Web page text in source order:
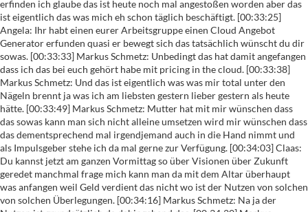
beschäftigt. [00:33:25] Angela: Ihr habt einen eurer Arbeitsgruppe einen Cloud Angebot Generator erfunden quasi er bewegt sich das tatsächlich wünscht du dir sowas. [00:33:33] Markus Schmetz: Unbedingt das hat damit angefangen dass ich das bei euch gehört habe mit pricing in the cloud. [00:33:38] Markus Schmetz: Und das ist eigentlich was was mir total unter den Nägeln brennt ja was ich am liebsten gestern lieber gestern als heute hätte. [00:33:49] Markus Schmetz: Mutter hat mit mir wünschen dass das sowas kann man sich nicht alleine umsetzen wird mir wünschen dass das dementsprechend mal irgendjemand auch in die Hand nimmt und als Impulsgeber stehe ich da mal gerne zur Verfügung. [00:34:03] Claas: Du kannst jetzt am ganzen Vormittag so über Visionen über Zukunft geredet manchmal frage mich kann man da mit dem Altar überhaupt was anfangen weil Geld verdient das nicht wo ist der Nutzen von solchen von solchen Überlegungen. [00:34:16] Markus Schmetz: Na ja der Nutzen ist grundsätzlich da dahingehend das, [00:34:20] Markus Schmetz: ja wir uns alle irgendwie schon beschäftigen müssen was in der Zukunft passiert also wir wissen alle dass die Digitalisierung auch [00:34:27] Markus Schmetz: mit sich bringen wird das gewisse Geschäftsfelder wegbrechen werden bzw einfach weniger werden und da geht es dann darum sich natürlich zu beschäftigen wie kann ich am Markt weiterbestehen Unze [00:34:40] Markus Schmetz: aber auch vielmehr natürlich aus meinen Ansicht mal zuschauen von wegen was was für Beratung kann ich denn jetzt endlich mal anbieten ja weil ich jetzt die Zeit auch dafür habe und von daher, [00:34:50] Markus Schmetz: ist das auf jeden Fall eine super Geschichte heute. [00:34:53] Claas: Wenn du mit deiner Kanzlei kein Geld verdienen müsstest oder bräuchtest was würdest du dann mit den Mandanten machen. [00:35:03] Markus Schmetz: Mir eine Finca mieten und auf Mallorca eine schöne Woche verbringen. [00:35:08] Claas: Und am achten Tag. [00:35:10] Markus Schmetz: Und am achten Tag würde ich wahrscheinlich genauso eine Veranstaltung machen wie hier mit meinem Mann dann. [00:35:19] Angela: Das finde ich eine gute Idee also das habe ich für mich auch mitgenommen sowas müsste mal als Kanzlei mal wirklich mit, [00:35:25] Angela: 10.12 von seinen Mandanten machen und gucken was da rauskommt ich glaube da gibt's noch mal ganz viele Ansätze für neue Beratungsfelder in der Kanzlei kann ich mir vor. [00:35:35] Markus Schmetz: Unbedingt also das wenn man was kritisieren kann ist es dass das heute nicht noch mindestens, [00:35:39] Markus Schmetz: 45 Mandant mit dabei gewesen wären die das einfach mal aus Mandanten sich sagen können Mann wir hatten natürlich ein paar die jetzt nicht in die Steuerberater sind die sind auch irgendwo Mandanten, [00:35:48] Markus Schmetz: aber das wäre vielleicht noch mal so eine Sache die man einfach damit noch mal verbinden könnte dass man Mandanten eingeht und es kann auch jeder kann seine natürlich für sich machen, [00:35:56] Markus Schmetz: sich jemanden holt der da coachen kann der grundsätzlich diesen diesen Tag leiden kann und daneben lebt man sich eben Mandanten ein und bespricht einfach mal wo den den der Schuh drückt, [00:36:08] Markus Schmetz: und was die dann erwarten von einem modernen Steuerberater was der einfach nur anbieten könnte. [00:36:14] Claas: So beide aus wie Geister angucken. [00:36:18] Angela: Du stehst noch deine 3G. [00:36:20] Claas: Oh ja die sind ja gar nicht so geheim deshalb darf ich so stellen wir fragen ja wir fragen alle Teilnehmer heute das gleiche Zukunft der Steuerberatung worauf freust du dich worüber machst du dir Sorgen. [00:36:31] Markus Schmetz: Also ich freue mich total auf die Digitalisierung weil ich so viele Ideen im Kopf habe und ich sage immer die haben das Jahr 20 18 warum gibt es eigentlich noch nicht ja was ich da gerne einfach an Vereinfachung hätte. [00:36:43] Markus Schmetz: Und deswegen freue ich mich total irgendwann mal dass die ganzen Sachen erfüllt werden höher. [00:36:50] Markus Schmetz: Und zweite Frage tschuldigung Sorgen was für Sorgen ich habe. [00:36:56] Claas: Wenn du die Zukunft des Berufs denkst Pascal dir solution Stirn rund. [00:36:59] Markus Schmetz: Also ja ich habe ehrlicherweise nicht wirklich Sorgen also wegen mir kann der buchhaltungs Automat kommen. [00:37:05] Markus Schmetz: Ich glaube wir als Steuerberater und haben so viel Know-how grundsätzlich was wir immer irgendwo einbringen können das wird immer gebraucht werden deswegen also ich habe mach mir echt dahingehend keine Sorgen ich hoffe nur dass ich gesund bleibe ansonsten mach mir keine Sorgen. [00:37:21] Claas: II super geheime Frage ist immer was greifst du als nächstes auf wenn du wieder in die Kanzlei kommst. [00:37:29] Markus Schmetz: Als nächstes wenn ich gleich in die Kanzlei werde ich wie immer in meinem Herzen schicken. [00:37:36] Markus Schmetz: Werde gucken wer alles so angerufen hat und dementsprechend wie sie es gehört auch heute noch zurückrufen. [00:37:42] Markus Schmetz: Und ansonsten ja ist es so dass mir gerade so den Kopf wird grundsätzlich dass wir eben viel interdisziplinäre arbeiten sollten. [00:37:54] Markus Schmetz: Ist ein kleines kleines also wir versuchen das im kleinen Kreis gerade schon. [00:38:00] Markus Schmetz: Indem wir einfach vielleicht auch mal überlegen ob man Beratung für Berater anbieten kann es gibt beratungsprodukte wo ich weiß die Nicki wenn vom Berater nicht aufgegriffen weil sie das technische Know-how vielleicht auch nicht haben ja und da sind wir gerade dabei ein bisschen was in Gang zu bringen. [00:38:14] Claas: Ganz schönen Tag Cloud pricing das war das wo er seine Augen drauf Gericht. [00:38:25] Angela: Workshop technisch zum Abschluss jede Gruppe einen [00:38:29] Angela: Pitch zu absolvieren also ein Produkt oder eine Idee den andern nur vorzustellen erst wir wären wären wir in der Höhle der Löwen und diese Gruppe hat eben schreiben [00:38:39] Angela: angebotstool in iCloud präsentiert wo ich auch sage ja das wäre toll dass ich kenne sie aus England GoPro Pause, [00:38:50] Angela: heißt eines der führenden Angebote des fehlt ja noch total sodass ich da noch keiner drauf gestützte des meinten wir ja vorhin am Anfang also wenn wenn es, [00:39:01] Angela: einen Auftrag an Haufe gebe, [00:39:04] Angela: sozusagen Hey nimmt so eine Idee und setzt sie um dann werde auch wirklich einen konkreten Nutzen haben nicht nur für die Teilnehmer sondern glaube ich für ziemlich viele, [00:39:14] Angela: aktive Steuerberater da. [00:39:24] Angela: Anstaltungen so wie sie jetzt stattgefunden hat das Wenden Steuerberater mit seinen Mandanten mal machen würde ich glaube da kommen auch ganz tolle Ideen raus wie man seine Herr wie man seine Katze. [00:39:37] Claas: Und die Mandanten können halt auch Ideen mitnehmen zur Weiterentwicklung ihres Unternehmens und dann hast du halt als als Steuerberater auch meine Veranstaltungen die nicht über den über den Hebesatz der Hundesteuer. [00:39:51] Angela: GmbH Mantel. [00:39:55] Claas: Geht ich glaube auch dass das machst es halt vielleicht noch ein bisschen exklusiver Mandanten in diesem Raum. [00:40:02] Angela: Genau ja. [00:40:03] Claas: Tolle Unternehmen. [00:40:08] Claas: Ja das wäre eine schöne Sache etwas anderes was magst Du angesprochen hat wo ich vielleicht kannst du mich doch ein bisschen aufklären wobei mir immer so ein bisschen der Kopf angeht ist wenn er sagt Soja interdisziplinär kooperieren und beraten. [00:40:23] Claas: Klingt schön wer sollte etwas dagegen haben aber wie begeistert ist der Mandant wenn du es auf Mensch das soll man noch mal mit dem, [00:40:31] Claas: Anwalt hier besprechen und der sieht nur irgendwelche Stundensätze vor seinem geistigen Auge aufpoppen also ich denke mir mal. [00:40:40] Claas: Kann man das irgendwie interessant machen dass es wirklich nützlich und ist für die Mandanten und sie auch unlock. [00:40:49] Claas: Oder ist das oft mehr so ein Bekenntnis Mann von wegen man sollte eigentlich mal aber keiner weiß wie es eigentlich geht. [00:40:57] Angela: Ds ich denke schon also das geht ja heute Richtung was du vorhin gesagt hast den großen Mantel ausbreiten wenn ich ein Unternehmen gründen will z.b. da sind ja viele, [00:41:09] Angela: kluge Köpfe beteiligt wenn ich das wirklich gut auf aufziehen will und wenn man da so ein Netzwerk hat wo man ein, [00:41:16] Angela: Rundum-Sorglos-Paket anbietet und eben sagt okay für dieses oder jenes Projekt das mache ich nicht alleine mit dir sondern ich hole immer, [00:41:27] Angela: an den passenden Stellen auch die richtigen Leute mit an Bord so dass du dir sicher sein kannst dass dass das Gesamtergebnis hier wirklich zum Schluss des bestmögliche für dich ist dann dann lohnt sich schon [00:41:39] Angela: mit so einem interdisziplinären Netzwerk zu arbeiten ich glaube den Mandanten. [00:41:45] Angela: Ins Boot holen oder oder den Nutzen kriegst dann aber nur vermittelt wenn du das vorher darstellst also [00:41:53] Angela: mich irgendwie mittendrin sauer und jetzt braucht mal hoppla noch mal ein Anwalt sondern einfach vorweg schon zum quasi, [00:42:00] Angela: Beratungs Inhalt geschnürt der Aldi Betroffenen und und Beteiligten mit mit aufzeigt. [00:42:07] Claas: Ja das wäre dann halt der praktische Tipp das möglichst frühzeitig an zu ja ich frage mich. [00:42:17] Claas: Also ich bleib mir schon bei meinem Skepsis dass dass das toll klingt aber noch Sperre zu verkaufen ist als es ohnehin schon. [00:42:28] Claas: Panzer aber da hat er nutzen ja eigentlich auch so großes müsstest doch eigentlich auch eine Möglichkeit geben, [00:42:33] Claas: das entsprechend zu vermarkten und dann nicht einfach nur den den Steuersatz vom Berater und dem vom Anwalt zu addieren dass du dann bei irgendwelchen mittleren dreistelligen Summen. [00:42:42] Claas: Was musst du auch auf meinem project Produkten da stehen wo man sagen kann okay ja die die machen wir das Problem Problem klein und ich bin danach. [00:42:54] Claas: Fein. [00:42:57] Cl